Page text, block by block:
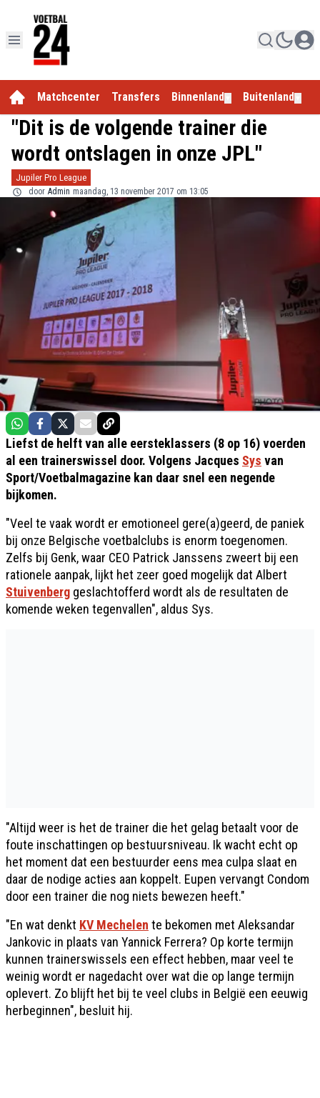
Matchcenter Transfers Binnenland Buitenland
"Dit is de volgende trainer die
wordt ontslagen in onze JPL"
Jupiler Pro League
door Admin maandag, 13 november 2017 om 13:05
Liefst de helft van alle eersteklassers (8 op 16) voerden
al een trainerswissel door. Volgens Jacques Sys van
Sport/Voetbalmagazine kan daar snel een negende
bijkomen.
"Veel te vaak wordt er emotioneel gere(a)geerd, de paniek
bij onze Belgische voetbalclubs is enorm toegenomen.
Zelfs bij Genk, waar CEO Patrick Janssens zweert bij een
rationele aanpak, lijkt het zeer goed mogelijk dat Albert
Stuivenberg geslachtofferd wordt als de resultaten de
komende weken tegenvallen", aldus Sys.
"Altijd weer is het de trainer die het gelag betaalt voor de
foute inschattingen op bestuursniveau. Ik wacht echt op
het moment dat een bestuurder eens mea culpa slaat en
daar de nodige acties aan koppelt. Eupen vervangt Condom
door een trainer die nog niets bewezen heeft."
"En wat denkt KV Mechelen te bekomen met Aleksandar
Jankovic in plaats van Yannick Ferrera? Op korte termijn
kunnen trainerswissels een effect hebben, maar veel te
weinig wordt er nagedacht over wat die op lange termijn
oplevert. Zo blijft het bij te veel clubs in België een eeuwig
herbeginnen", besluit hij.